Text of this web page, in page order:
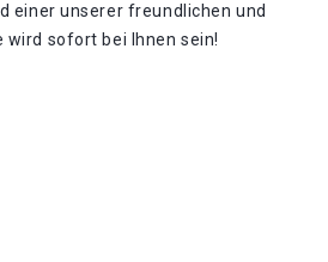
einer unserer freundlichen und
sofort bei Ihnen sein!